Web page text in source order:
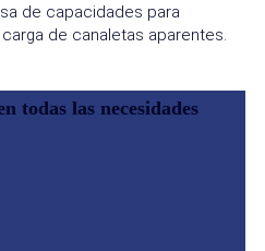
de capacidades para
de canaletas aparentes.
todas las necesidades